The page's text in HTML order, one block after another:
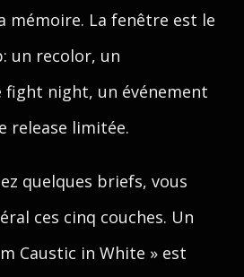
mémoire. La fenêtre est le
un recolor, un
fight night, un événement
release limitée.
quelques briefs, vous
ces cinq couches. Un
Caustic in White » est